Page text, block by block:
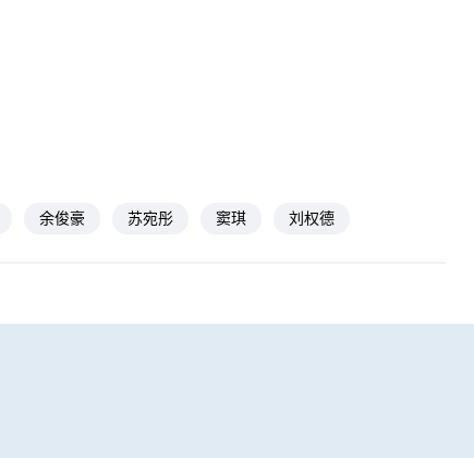
余俊豪 苏宛彤 窦琪 刘权德